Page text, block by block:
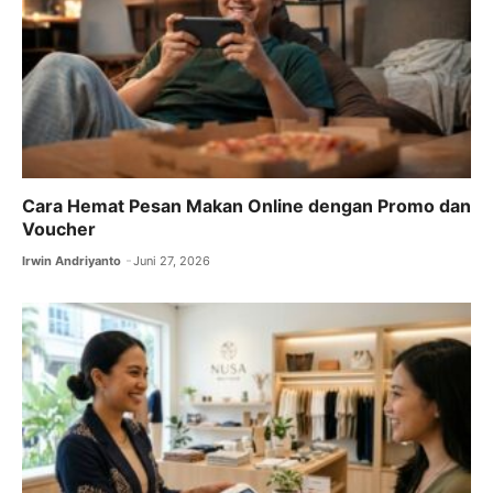
k
Cara Hemat Pesan Makan Online dengan Promo dan
Voucher
Irwin Andriyanto Juni 27, 2026